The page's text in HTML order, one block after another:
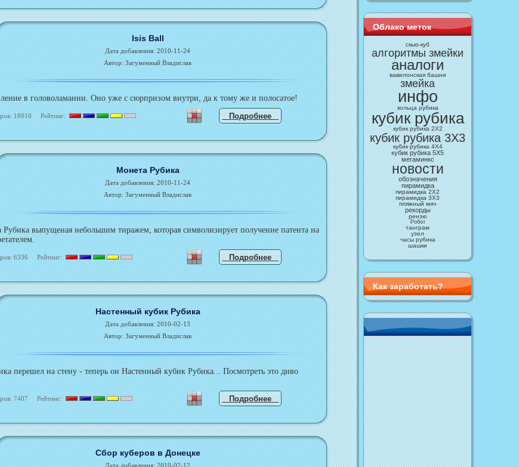
Isis Ball
Дата добавления: 2010-11-24
Автор: Загуменный Владислав
в головоламании. Оно уже с сюрпризом внутри, да к тому же и полосатое!
18810 Рейтинг: Подробнее
Монета Рубика
Дата добавления: 2010-11-24
Автор: Загуменный Владислав
выпущеная небольшим тиражем, которая символизирует получение патента на
6336 Рейтинг: Подробнее
Настенный кубик Рубика
Дата добавления: 2010-02-13
Автор: Загуменный Владислав
перешел на стену - теперь он Настенный кубик Рубика... Посмотреть это диво
7407 Рейтинг: Подробнее
Сбор куберов в Донецке
Дата добавления: 2010-02-12
Облако меток
cкью-куб
алгоритмы змейки
аналоги
вавилонская башня
змейка
инфо
кольца рубика
кубик рубика
кубик рубика 2Х2
кубик рубика 3X3
кубик рубика 4X4
кубик рубика 5Х5
мегаминкс
новости
обозначения
пирамидка
пирамидка 2Х2
пирамидка 3Х3
пляжный мяч
рекорды
рензю
Робот
танграм
узел
часы рубика
шашки
Как заработать?